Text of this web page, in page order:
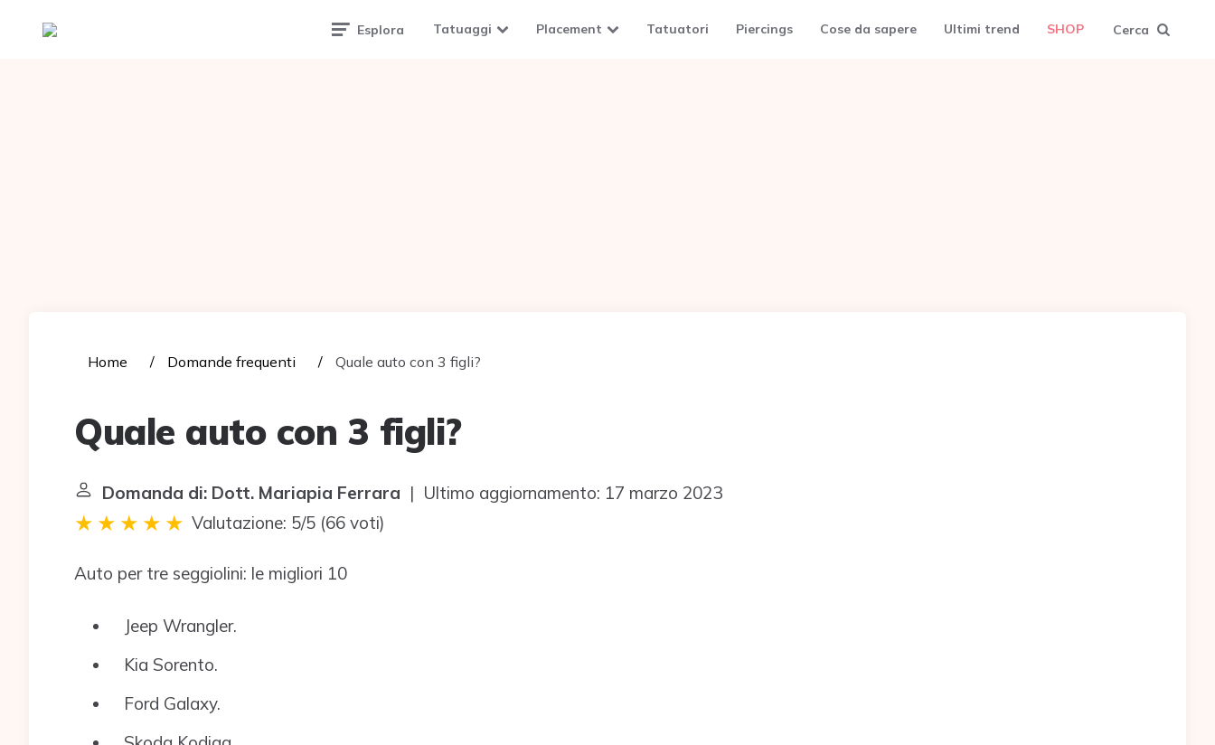
Tattoomuse.it Esplora Tatuaggi Placement Tatuatori Piercings Cose da sapere Ultimi trend SHOP Cerca
Home Domande frequenti Quale auto con 3 figli?
Quale auto con 3 figli?
Domanda di: Dott. Mariapia Ferrara | Ultimo aggiornamento: 17 marzo 2023
Valutazione: 5/5 (66 voti)
Auto per tre seggiolini: le migliori 10
Jeep Wrangler.
Kia Sorento.
Ford Galaxy.